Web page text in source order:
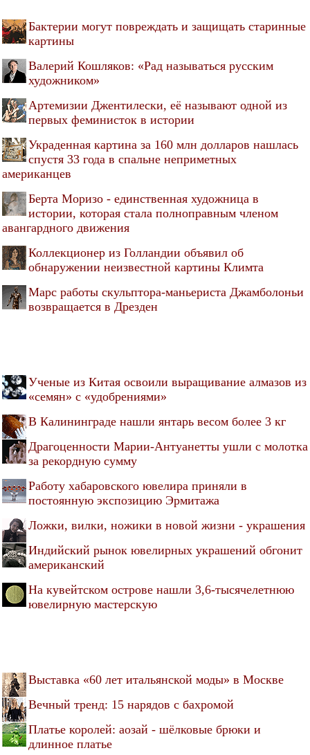
Бактерии могут повреждать и защищать старинные
картины
Валерий Кошляков: «Рад называться русским
художником»
Артемизии Джентилески, её называют одной из
первых феминисток в истории
Украденная картина за 160 млн долларов нашлась
спустя 33 года в спальне неприметных
американцев
Берта Моризо - единственная художница в
истории, которая стала полноправным членом
авангардного движения
Коллекционер из Голландии объявил об
обнаружении неизвестной картины Климта
Марс работы скульптора-маньериста Джамболоньи
возвращается в Дрезден
Ученые из Китая освоили выращивание алмазов из
«семян» с «удобрениями»
В Калининграде нашли янтарь весом более 3 кг
Драгоценности Марии-Антуанетты ушли с молотка
за рекордную сумму
Работу хабаровского ювелира приняли в
постоянную экспозицию Эрмитажа
Ложки, вилки, ножики в новой жизни - украшения
Индийский рынок ювелирных украшений обгонит
американский
На кувейтском острове нашли 3,6-тысячелетнюю
ювелирную мастерскую
Выставка «60 лет итальянской моды» в Москве
Вечный тренд: 15 нарядов с бахромой
Платье королей: аозай - шёлковые брюки и
длинное платье